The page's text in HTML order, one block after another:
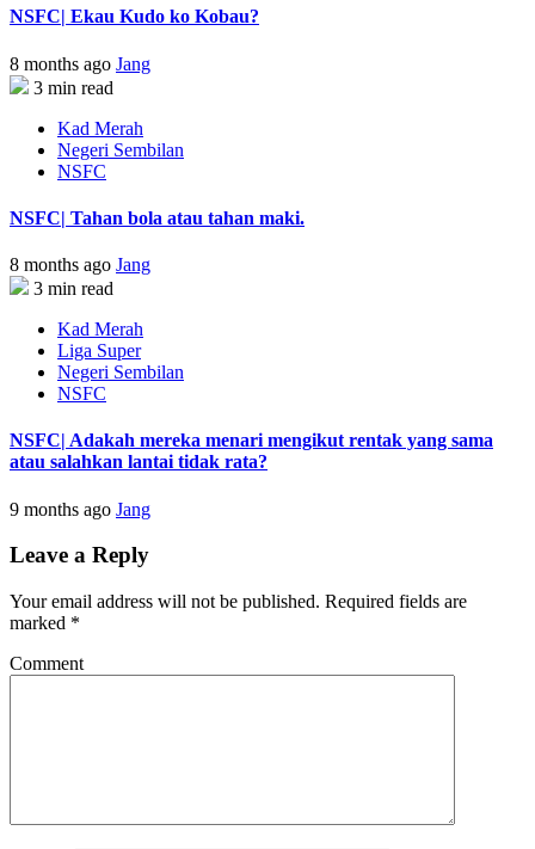
NSFC| Ekau Kudo ko Kobau?
8 months ago Jang
3 min read
Kad Merah
Negeri Sembilan
NSFC
NSFC| Tahan bola atau tahan maki.
8 months ago Jang
3 min read
Kad Merah
Liga Super
Negeri Sembilan
NSFC
NSFC| Adakah mereka menari mengikut rentak yang sama
atau salahkan lantai tidak rata?
9 months ago Jang
Leave a Reply
Your email address will not be published. Required fields are
marked *
Comment